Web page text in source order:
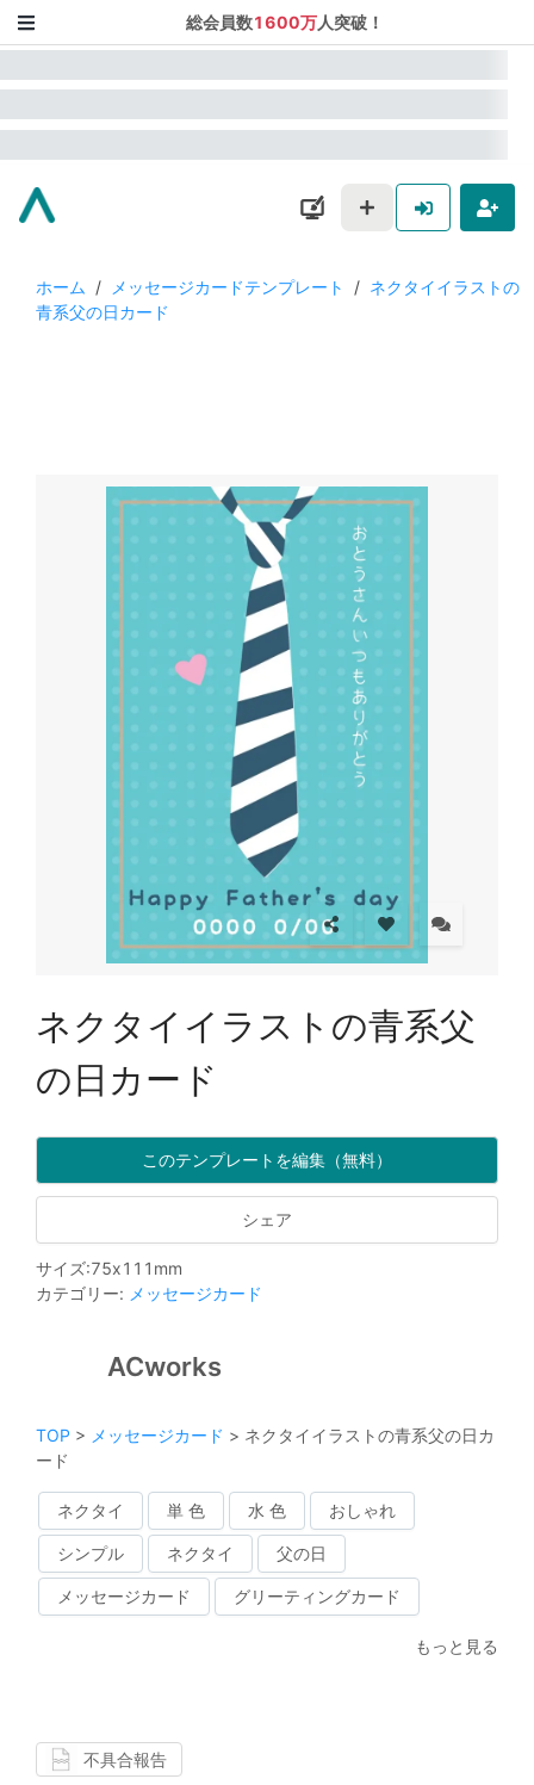
総会員数1600万人突破！
ホーム / メッセージカードテンプレート / ネクタイイラストの
青系父の日カード
ネクタイイラストの青系父
の日カード
このテンプレートを編集（無料）
シェア
サイズ:75x111 mm
カテゴリー: メッセージカード
ACworks
TOP > メッセージカード > ネクタイイラストの青系父の日カ
ード
ネクタイ 単 色 水 色 おしゃれ
シンプル ネクタイ 父の日
メッセージカード グリーティングカード
もっと見る
不具合報告